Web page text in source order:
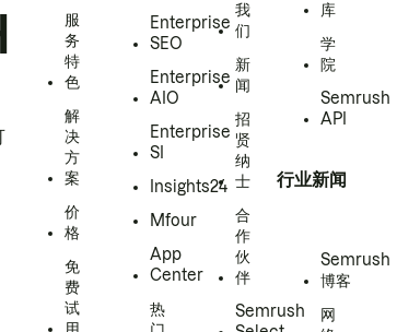
服
务
特
色
解
决
方
案
价
格
免
费
试
Enterprise
SEO
Enterprise
AIO
Enterprise
SI
Insights24
Mfour
App
Center
热
我
们
新
闻
招
贤
纳
士
合
作
伙
伴
Semrush
库
学
院
Semrush
API
行业新闻
Semrush
博客
网